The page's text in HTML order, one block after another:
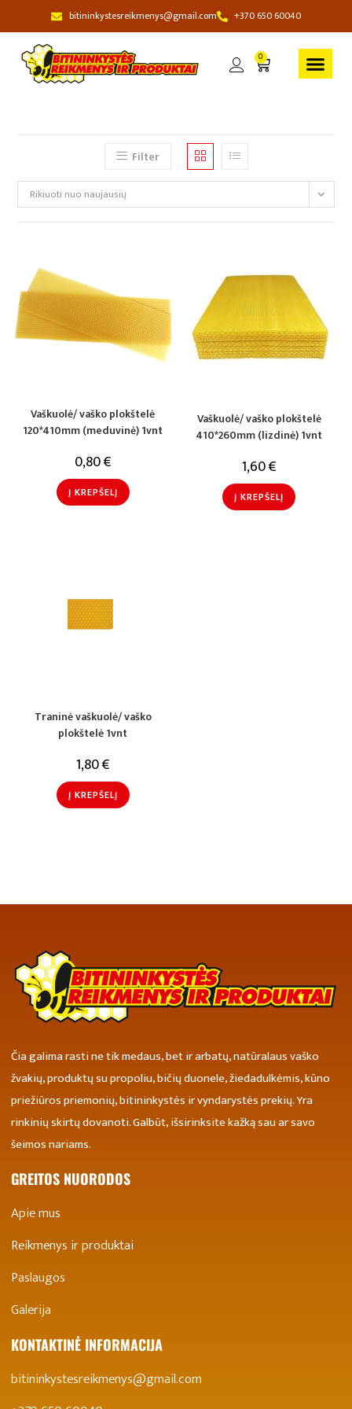
bitininkystesreikmenys@gmail.com +370 650 60040
0
Filter
Rikiuoti nuo naujausių
Vaškuolė/ vaško plokštelė
120*410mm (meduvinė) 1vnt
0,80€
Į KREPŠELĮ
Vaškuolė/ vaško plokštelė
410*260mm (lizdinė) 1vnt
1,60€
Į KREPŠELĮ
Traninė vaškuolė/ vaško
plokštelė 1vnt
1,80€
Į KREPŠELĮ
Čia galima rasti ne tik medaus, bet ir arbatų, natūralaus vaško
žvakių, produktų su propoliu, bičių duonele, žiedadulkėmis, kūno
priežiūros priemonių, bitininkystės ir vyndarystės prekių. Yra
rinkinių skirtų dovanoti. Galbūt, išsirinksite kažką sau ar savo
šeimos nariams.
GREITOS NUORODOS
Apie mus
Reikmenys ir produktai
Paslaugos
Galerija
KONTAKTINĖ INFORMACIJA
bitininkystesreikmenys@gmail.com